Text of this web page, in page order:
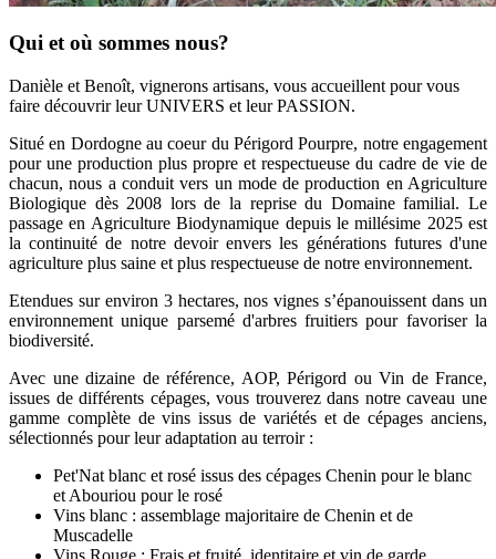
Qui et où sommes nous?
Danièle et Benoît, vignerons artisans, vous accueillent pour vous
faire découvrir leur UNIVERS et leur PASSION.
Situé en Dordogne au coeur du Périgord Pourpre, notre engagement
pour une production plus propre et respectueuse du cadre de vie de
chacun, nous a conduit vers un mode de production en Agriculture
Biologique dès 2008 lors de la reprise du Domaine familial. Le
passage en Agriculture Biodynamique depuis le millésime 2025 est
la continuité de notre devoir envers les générations futures d'une
agriculture plus saine et plus respectueuse de notre environnement.
Etendues sur environ 3 hectares, nos vignes s’épanouissent dans un
environnement unique parsemé d'arbres fruitiers pour favoriser la
biodiversité.
Avec une dizaine de référence, AOP, Périgord ou Vin de France,
issues de différents cépages, vous trouverez dans notre caveau une
gamme complète de vins issus de variétés et de cépages anciens,
sélectionnés pour leur adaptation au terroir :
Pet'Nat blanc et rosé issus des cépages Chenin pour le blanc
et Abouriou pour le rosé
Vins blanc : assemblage majoritaire de Chenin et de
Muscadelle